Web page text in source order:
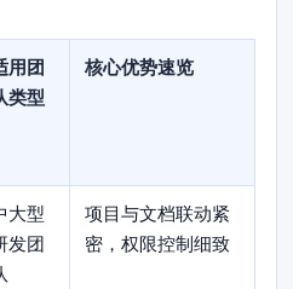
用团
类型
核心优势速览
大型
发团
项目与文档联动紧
密，权限控制细致